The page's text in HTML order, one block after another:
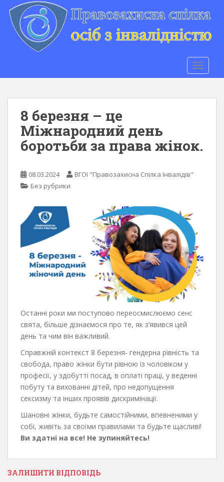
8 березня – це
Міжнародний день
боротьби за права жінок.
08.03.2024
ВГОІ "Правозахисна Спілка Інвалідів"
Без рубрики
Останні роки ми поступово переосмислюємо сенс
свята, більше дізнаємося про те, як з’явився цей
день та чим він важливий.
Справжній контекст 8 березня- гендерна рівність та
свобода, право жінки бути рівною із чоловіком у
професії, у здобутті посад, в оплаті праці, у веденні
побуту та вихованні дітей, про недопущення
сексизму та інших проявів дискримінації.
Шановні жінки, будьте самостійними, впевненими у
собі, живіть за своїми правилами та будьте щасливі!
Ви здатні на все! Не зупиняйтесь!
ЗАЛИШИТИ ВІДПОВІДЬ